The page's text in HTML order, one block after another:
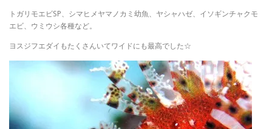
トガリモエビSP、シマヒメヤマノカミ幼魚、ヤシャハゼ、イソギンチャクモ
エビ、ウミウシ各種など。
ヨスジフエダイもたくさんいてワイドにも最高でした☆